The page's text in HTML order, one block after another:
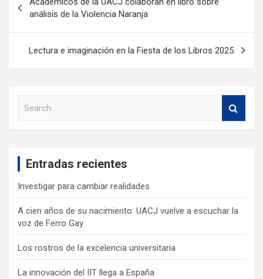
análisis de la Violencia Naranja
Lectura e imaginación en la Fiesta de los Libros 2025
Entradas recientes
Investigar para cambiar realidades
A cien años de su nacimiento: UACJ vuelve a escuchar la
voz de Ferro Gay
Los rostros de la excelencia universitaria
La innovación del IIT llega a España